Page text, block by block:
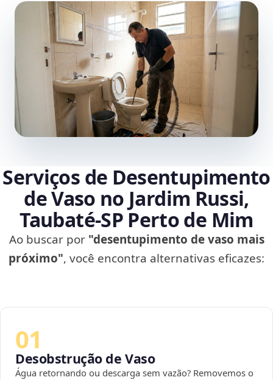
Serviços de Desentupimento
de Vaso no Jardim Russi,
Taubaté‑SP Perto de Mim
Ao buscar por "desentupimento de vaso mais
próximo", você encontra alternativas eficazes:
01
Desobstrução de Vaso
Água retornando ou descarga sem vazão? Removemos o